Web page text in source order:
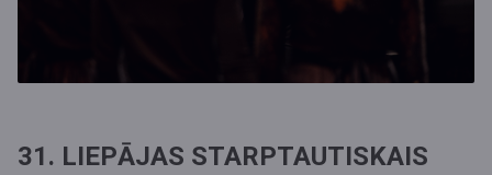
31. LIEPĀJAS STARPTAUTISKAIS